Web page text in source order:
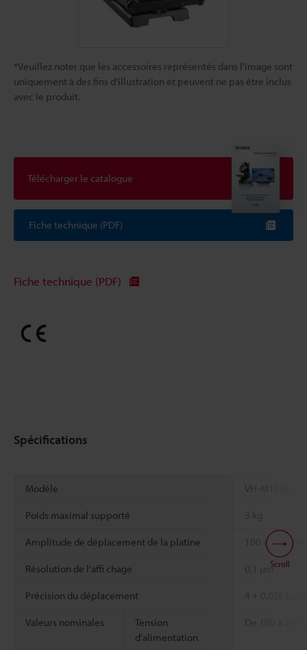
*Veuillez noter que les accessoires représentés dans l'image sont
uniquement à des fins d'illustration et peuvent ne pas être inclus
avec le produit.
Télécharger le catalogue
Fiche technique (PDF)
Fiche technique (PDF)
Spécifications
Modèle VH-M100E
Poids maximal supporté 3 kg
Amplitude de déplacement de la platine 100 mm
Résolution de l’affi chage 0,1 µm
Précision du déplacement 4 + 0,02L (µm)
Valeurs nominales
Tension
d'alimentation
De 100 à 240
Scroll